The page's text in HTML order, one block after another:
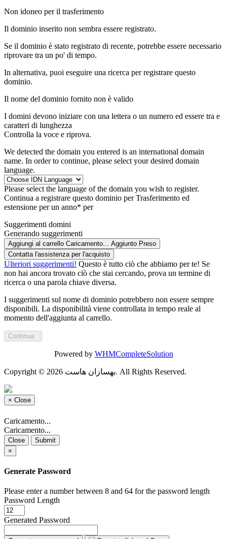
Non idoneo per il trasferimento
Il dominio inserito non sembra essere registrato.
Se il dominio è stato registrato di recente, potrebbe essere necessario
riprovare tra un po' di tempo.
In alternativa, puoi eseguire una ricerca per registrare questo
dominio.
Il nome del dominio fornito non è valido
I domini devono iniziare con una lettera o un numero ed essere tra e
caratteri di lunghezza
Controlla la voce e riprova.
We detected the domain you entered is an international domain
name. In order to continue, please select your desired domain
language.
Please select the language of the domain you wish to register.
Continua a registrare questo dominio per Trasferimento ed
estensione per un anno* per
Suggerimenti domini
Generando suggerimenti
Aggiungi al carrello Caricamento... Aggiunto Preso
Contatta l'assistenza per l'acquisto
Ulteriori suggerimenti! Questo è tutto ciò che abbiamo per te! Se
non hai ancora trovato ciò che stai cercando, prova un termine di
ricerca o una parola chiave diversa.
I suggerimenti sul nome di dominio potrebbero non essere sempre
disponibili. La disponibilità viene controllata in tempo reale al
momento dell'aggiunta al carrello.
Powered by WHMCompleteSolution
Copyright © 2026 بهسازان هاست. All Rights Reserved.
× Close
Caricamento...
Caricamento...
Close
Submit
×
Generate Password
Please enter a number between 8 and 64 for the password length
Password Length
Generated Password